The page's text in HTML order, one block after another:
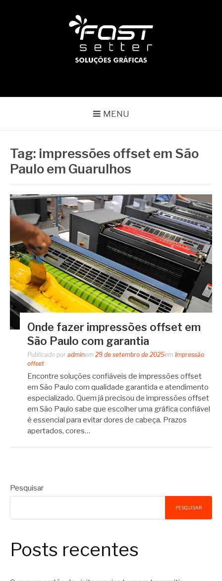
MENU
Tag: impressões offset em São
Paulo em Guarulhos
Onde fazer impressões offset em
São Paulo com garantia
Publicado por adminem 29 de setembro de 2025em Impressão
offset
Encontre soluções confiáveis de impressões offset
em São Paulo com qualidade garantida e atendimento
especializado. Quem já precisou de impressões offset
em São Paulo sabe que escolher uma gráfica confiável
é essencial para evitar dores de cabeça. Prazos
apertados, cores…
Pesquisar
PESQUISAR
Posts recentes